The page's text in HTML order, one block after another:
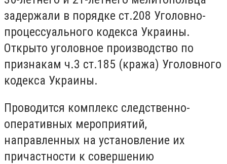
задержали в порядке ст.208 Уголовно-
процессуального кодекса Украины.
Открыто уголовное производство по
признакам ч.3 ст.185 (кража) Уголовного
кодекса Украины.
Проводится комплекс следственно-
оперативных мероприятий,
направленных на установление их
причастности к совершению